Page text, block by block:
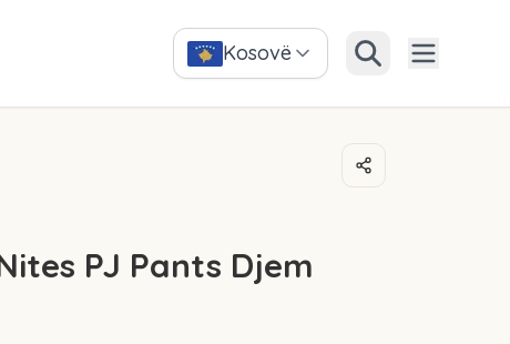
Kosovë
PJ Pants Djem